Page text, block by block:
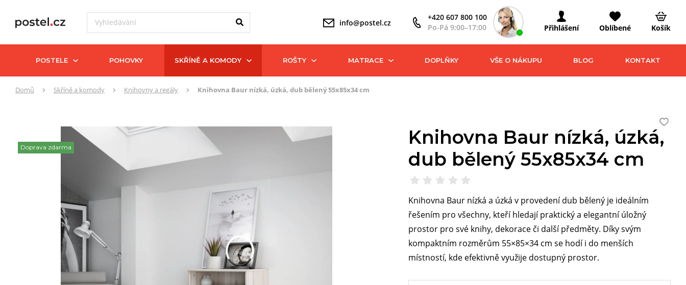
info@postel.cz
+420 607 800 100
Po-Pá 9:00–17:00
Přihlášení Oblíbené Košík
POSTELE POHOVKY SKŘÍNĚ A KOMODY ROŠTY MATRACE DOPLŇKY VŠE O NÁKUPU BLOG KONTAKT
ZdeDomů Skříně a komody Knihovny a regály Knihovna Baur nízká, úzká, dub bělený 55x85x34 cm
Knihovna Baur nízká, úzká,
dub bělený 55x85x34 cm
Knihovna Baur nízká a úzká v provedení dub bělený je ideálním
řešením pro všechny, kteří hledají praktický a elegantní úložný
prostor pro své knihy, dekorace či další předměty. Díky svým
kompaktním rozměrům 55×85×34 cm se hodí i do menších
místností, kde efektivně využije dostupný prostor.
Doprava zdarma